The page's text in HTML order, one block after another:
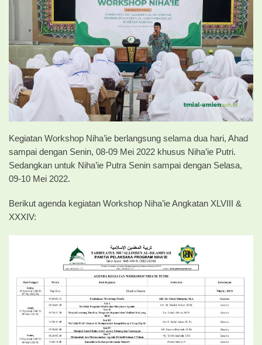
Kegiatan Workshop Niha’ie berlangsung selama dua hari, Ahad
sampai dengan Senin, 08-09 Mei 2022 khusus Niha’ie Putri.
Sedangkan untuk Niha’ie Putra Senin sampai dengan Selasa,
09-10 Mei 2022.
Berikut agenda kegiatan Workshop Niha’ie Angkatan XLVIII &
XXXIV: